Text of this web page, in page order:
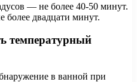
— не более 40-50 минут.
двадцати минут.
температурный
в ванной при